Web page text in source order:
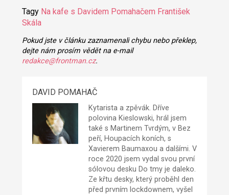
Tagy Na kafe s Davidem Pomahačem František
Skála
Pokud jste v článku zaznamenali chybu nebo překlep,
dejte nám prosím vědět na e-mail
redakce@frontman.cz.
DAVID POMAHAČ
Kytarista a zpěvák. Dříve
polovina Kieslowski, hrál jsem
také s Martinem Tvrdým, v Bez
peří, Houpacích koních, s
Xavierem Baumaxou a dalšími. V
roce 2020 jsem vydal svou první
sólovou desku Do tmy je daleko.
Ze křtu desky, který proběhl den
před prvním lockdownem, vyšel